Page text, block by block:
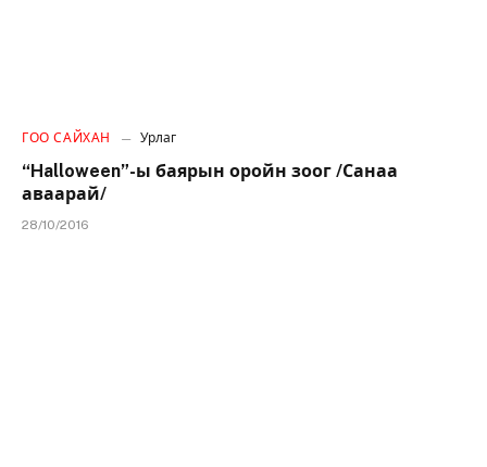
ГОО САЙХАН Урлаг
“Halloween”-ы баярын оройн зоог /Санаа
аваарай/
28/10/2016